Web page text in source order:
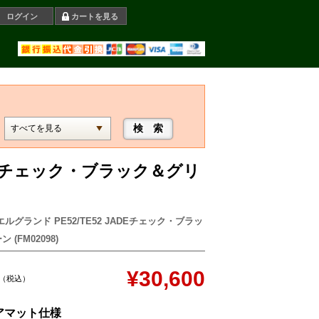
ログイン カートを見る
ェック・ブラック＆グリ
ルグランド PE52/TE52 JADEチェック・ブラッ
(FM02098)
税込） ¥30,600
ット仕様